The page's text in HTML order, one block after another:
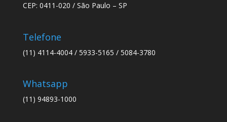
CEP: 0411-020 / São Paulo – SP
Telefone
(11) 4114-4004 / 5933-5165 / 5084-3780
Whatsapp
(11) 94893-1000